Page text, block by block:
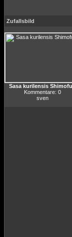
Zufallsbild
Sasa kurilensis
Kommentare: 0
sven